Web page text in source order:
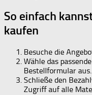
So einfach
kaufen
Besuche die
Wähle das
Bestellformular aus.
Schließe den
Zugriff auf alle